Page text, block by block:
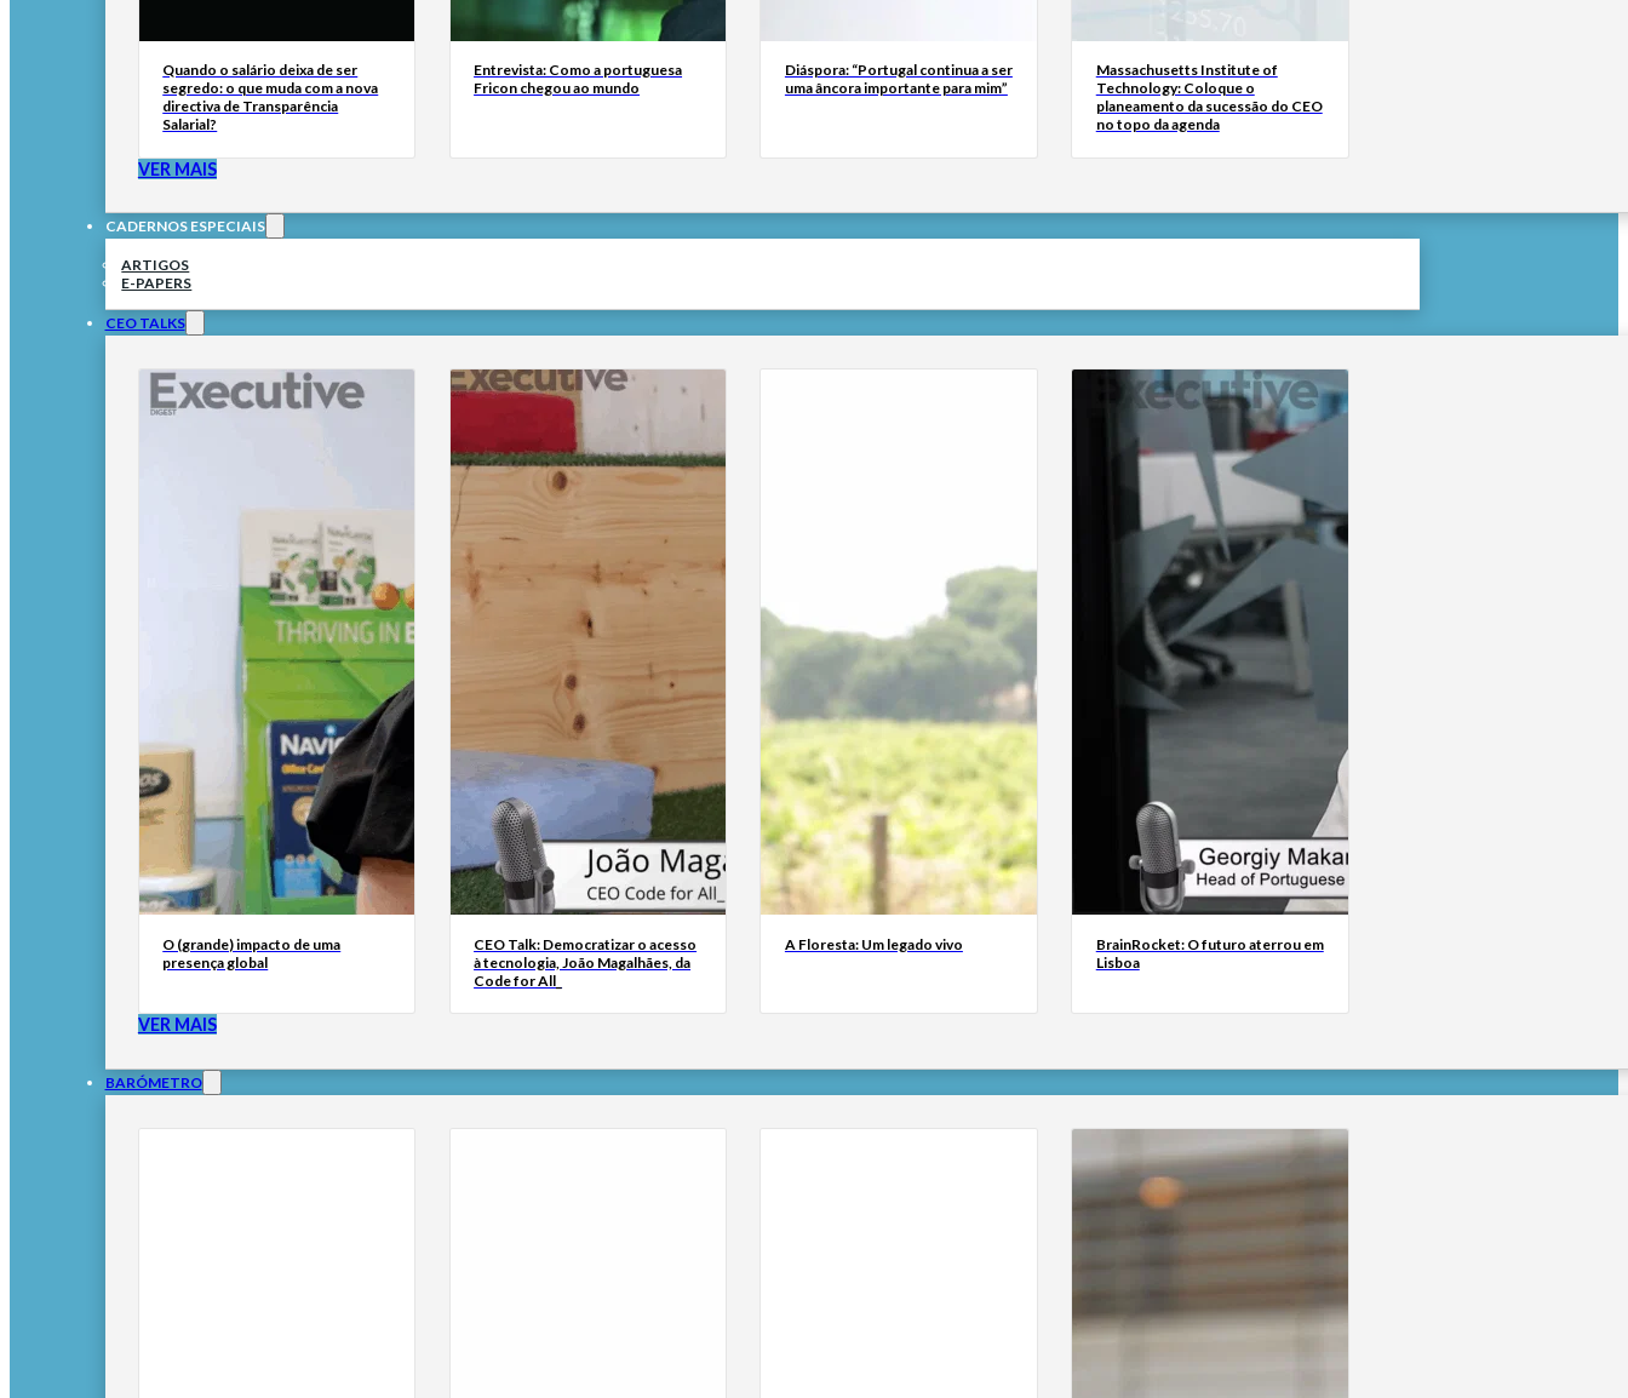
Quando o salário deixa de ser
segredo: o que muda com a nova
directiva de Transparência
Salarial?
Entrevista: Como a portuguesa
Fricon chegou ao mundo
Diáspora: “Portugal continua a ser
uma âncora importante para mim”
Massachusetts Institute of
Technology: Coloque o
planeamento da sucessão do CEO
no topo da agenda
VER MAIS
CADERNOS ESPECIAIS
ARTIGOS
E-PAPERS
CEO TALKS
O (grande) impacto de uma
presença global
CEO Talk: Democratizar o acesso
à tecnologia, João Magalhães, da
Code for All_
A Floresta: Um legado vivo
BrainRocket: O futuro aterrou em
Lisboa
VER MAIS
BARÓMETRO